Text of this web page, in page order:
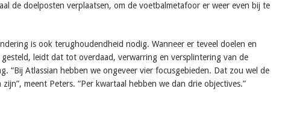
de doelposten verplaatsen, om de voetbalmetafoor er weer even bij te
is ook terughoudendheid nodig. Wanneer er teveel doelen en
leidt dat tot overdaad, verwarring en versplintering van de
“Bij Atlassian hebben we ongeveer vier focusgebieden. Dat zou wel de
meent Peters. “Per kwartaal hebben we dan drie objectives.”